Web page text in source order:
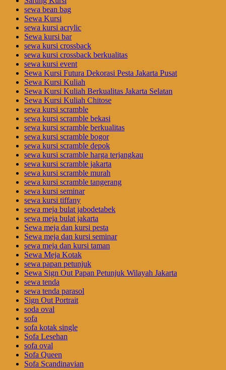
sewa bean bag
Sewa Kursi
sewa kursi acrylic
Sewa kursi bar
sewa kursi crossback
sewa kursi crossback berkualitas
sewa kursi event
Sewa Kursi Futura Dekorasi Pesta Jakarta Pusat
Sewa Kursi Kuliah
Sewa Kursi Kuliah Berkualitas Jakarta Selatan
Sewa Kursi Kuliah Chitose
sewa kursi scramble
sewa kursi scramble bekasi
sewa kursi scramble berkualitas
sewa kursi scramble bogor
sewa kursi scramble depok
sewa kursi scramble harga terjangkau
sewa kursi scramble jakarta
sewa kursi scramble murah
sewa kursi scramble tangerang
sewa kursi seminar
sewa kursi tiffany
sewa meja bulat jabodetabek
sewa meja bulat jakarta
Sewa meja dan kursi pesta
Sewa meja dan kursi seminar
sewa meja dan kursi taman
Sewa Meja Kotak
sewa papan petunjuk
Sewa Sign Out Papan Petunjuk Wilayah Jakarta
sewa tenda
sewa tenda parasol
Sign Out Portrait
soda oval
sofa
sofa kotak single
Sofa Lesehan
sofa oval
Sofa Queen
Sofa Scandinavian